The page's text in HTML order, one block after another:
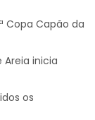
Copa Capão da
Areia inicia
os